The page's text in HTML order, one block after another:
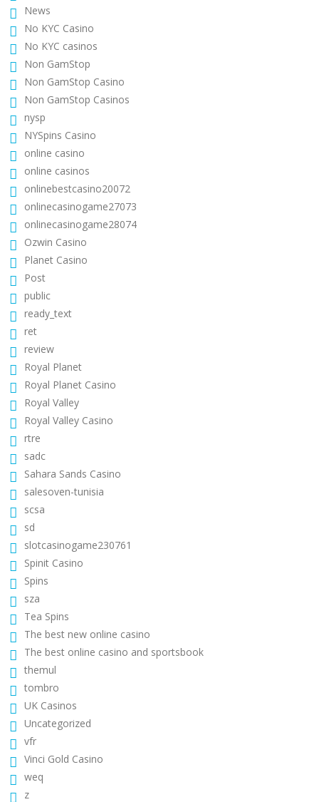
News
No KYC Casino
No KYC casinos
Non GamStop
Non GamStop Casino
Non GamStop Casinos
nysp
NYSpins Casino
online casino
online casinos
onlinebestcasino20072
onlinecasinogame27073
onlinecasinogame28074
Ozwin Casino
Planet Casino
Post
public
ready_text
ret
review
Royal Planet
Royal Planet Casino
Royal Valley
Royal Valley Casino
rtre
sadc
Sahara Sands Casino
salesoven-tunisia
scsa
sd
slotcasinogame230761
Spinit Casino
Spins
sza
Tea Spins
The best new online casino
The best online casino and sportsbook
themul
tombro
UK Casinos
Uncategorized
vfr
Vinci Gold Casino
weq
z